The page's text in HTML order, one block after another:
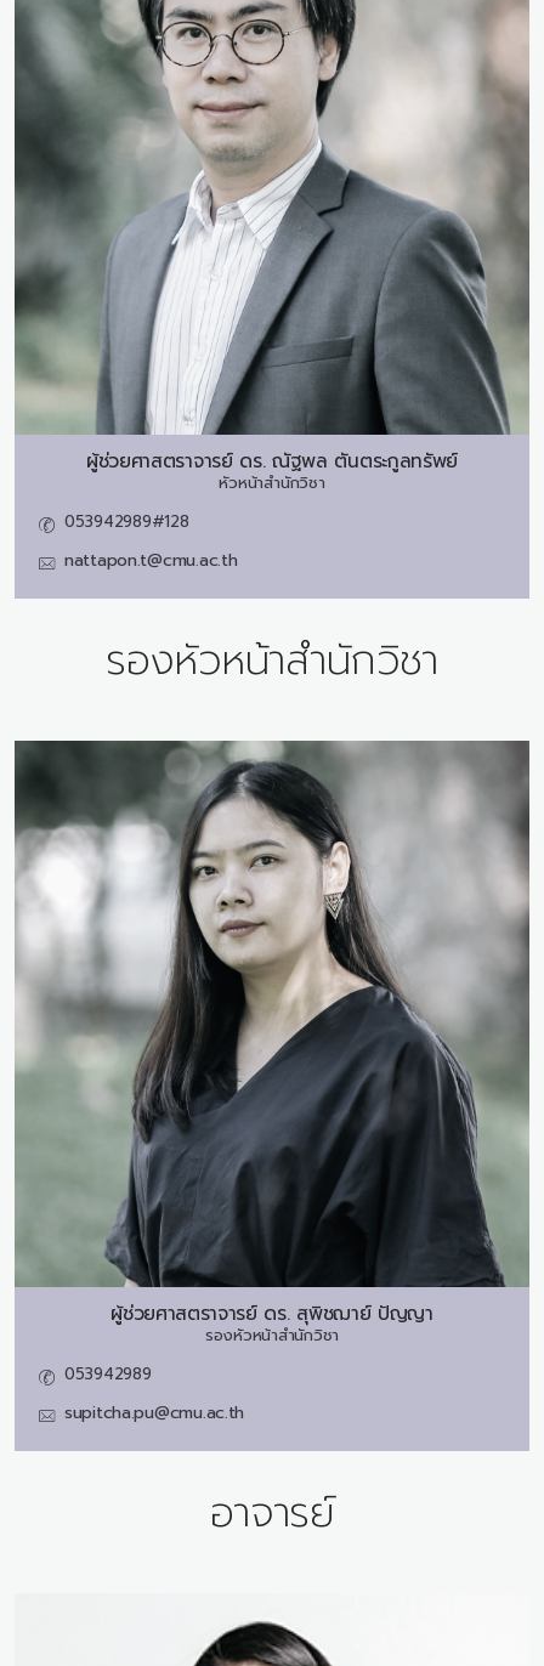
ผู้ช่วยศาสตราจารย์ ดร. ณัฐพล ตันตระกูลทรัพย์
หัวหน้าสำนักวิชา
053942989#128
nattapon.t@cmu.ac.th
รองหัวหน้าสำนักวิชา
ผู้ช่วยศาสตราจารย์ ดร. สุพิชฌาย์ ปัญญา
รองหัวหน้าสำนักวิชา
053942989
supitcha.pu@cmu.ac.th
อาจารย์